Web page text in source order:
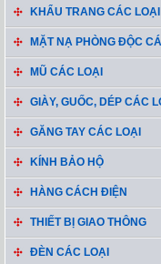
KHẨU TRANG CÁC LOẠI
MẶT NẠ PHÒNG ĐỘC
MŨ CÁC LOẠI
GIÀY, GUỐC, DÉP CÁC
GĂNG TAY CÁC LOẠI
KÍNH BẢO HỘ
HÀNG CÁCH ĐIỆN
THIẾT BỊ GIAO THÔNG
ĐÈN CÁC LOẠI